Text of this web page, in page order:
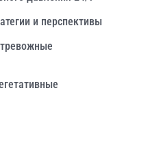
и перспективы